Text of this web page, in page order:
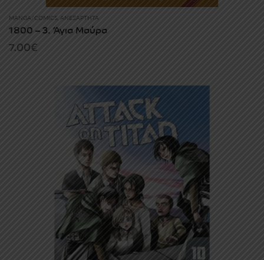
MANGA/COMICS, ΑΝΕΞΆΡΤΗΤΑ
1800 – 3. Άγια Μαύρα
7.00€